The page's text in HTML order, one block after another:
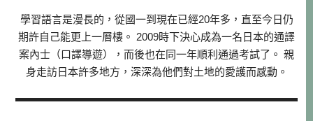
學習語言是漫長的，從國一到現在已經20年多，直至今日仍
期許自己能更上一層樓。 2009時下決心成為一名日本的通譯
案內士（口譯導遊），而後也在同一年順利通過考試了。 親
身走訪日本許多地方，深深為他們對土地的愛護而感動。